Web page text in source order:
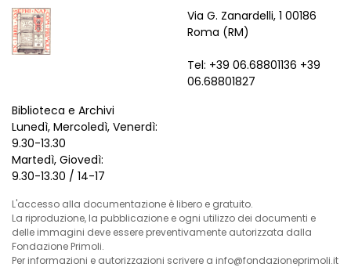
Via G. Zanardelli, 1 00186
Roma (RM)
Tel: +39 06.68801136 +39
06.68801827
Biblioteca e Archivi
Lunedì, Mercoledì, Venerdì:
9.30-13.30
Martedì, Giovedì:
9.30-13.30 / 14-17
L'accesso alla documentazione è libero e gratuito.
La riproduzione, la pubblicazione e ogni utilizzo dei documenti e
delle immagini deve essere preventivamente autorizzata dalla
Fondazione Primoli.
Per informazioni e autorizzazioni scrivere a info@fondazioneprimoli.it